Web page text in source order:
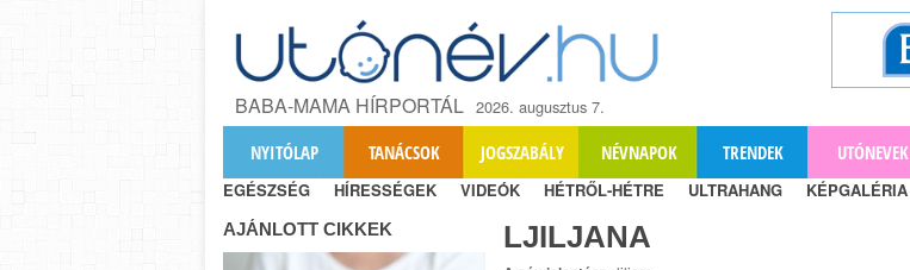
BABA-MAMA HÍRPORTÁL 2026. augusztus 7.
NYITÓLAP TANÁCSOK JOGSZABÁLY NÉVNAPOK TRENDEK UTÓNEVEK
EGÉSZSÉG HÍRESSÉGEK VIDEÓK HÉTRŐL-HÉTRE ULTRAHANG KÉPGALÉRIA
LJILJANA
AJÁNLOTT CIKKEK